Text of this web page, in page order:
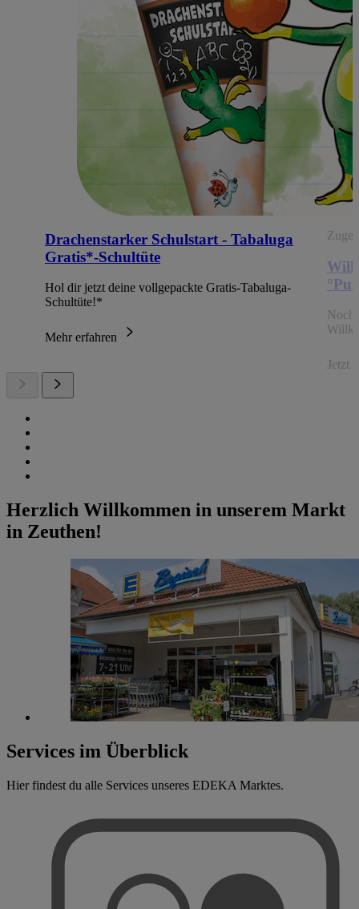
Drachenstarker Schulstart - Tabaluga
Gratis*-Schultüte
Hol dir jetzt deine vollgepackte Gratis-Tabaluga-
Schultüte!*
Mehr erfahren
Noch
Jetzt
Herzlich Willkommen in unserem Markt
in Zeuthen!
Services im Überblick
Hier findest du alle Services unseres EDEKA Marktes.